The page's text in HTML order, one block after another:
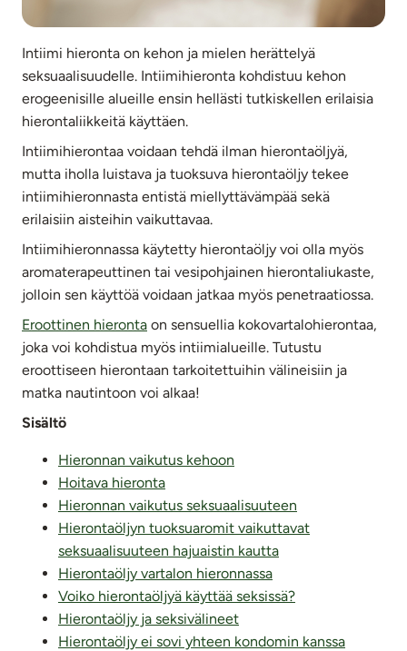
Intiimi hieronta on kehon ja mielen herättelyä
seksuaalisuudelle. Intiimihieronta kohdistuu kehon
erogeenisille alueille ensin hellästi tutkiskellen erilaisia
hierontaliikkeitä käyttäen.
Intiimihierontaa voidaan tehdä ilman hierontaöljyä,
mutta iholla luistava ja tuoksuva hierontaöljy tekee
intiimihieronnasta entistä miellyttävämpää sekä
erilaisiin aisteihin vaikuttavaa.
Intiimihieronnassa käytetty hierontaöljy voi olla myös
aromaterapeuttinen tai vesipohjainen hierontaliukaste,
jolloin sen käyttöä voidaan jatkaa myös penetraatiossa.
Eroottinen hieronta on sensuellia kokovartalohierontaa,
joka voi kohdistua myös intiimialueille. Tutustu
eroottiseen hierontaan tarkoitettuihin välineisiin ja
matka nautintoon voi alkaa!
Sisältö
Hieronnan vaikutus kehoon
Hoitava hieronta
Hieronnan vaikutus seksuaalisuuteen
Hierontaöljyn tuoksuaromit vaikuttavat
seksuaalisuuteen hajuaistin kautta
Hierontaöljy vartalon hieronnassa
Voiko hierontaöljyä käyttää seksissä?
Hierontaöljy ja seksivälineet
Hierontaöljy ei sovi yhteen kondomin kanssa